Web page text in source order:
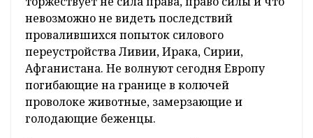
невозможно не видеть последствий
провалившихся попыток силового
переустройства Ливии, Ирака, Сирии,
Афганистана. Не волнуют сегодня Европу
погибающие на границе в колючей
проволоке животные, замерзающие и
голодающие беженцы.